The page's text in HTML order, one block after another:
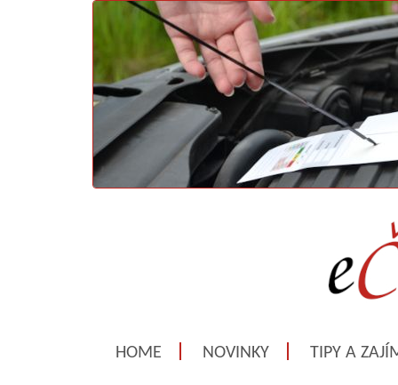
HOME NOVINKY TIPY A